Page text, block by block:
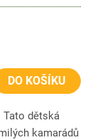
DO KOŠÍKU
Tato dětská
kamarádů